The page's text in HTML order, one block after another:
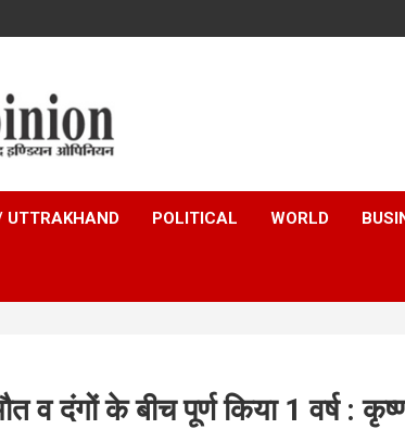
UTTRAKHAND POLITICAL WORLD
व दंगों के बीच पूर्ण किया 1 वर्ष :